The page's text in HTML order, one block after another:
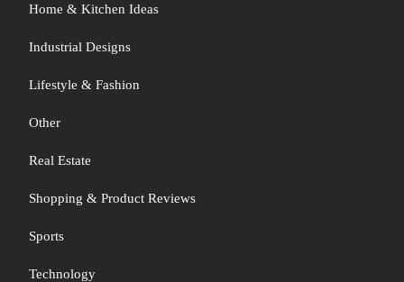
Home & Kitchen Ideas
Industrial Designs
Lifestyle & Fashion
Other
Real Estate
Shopping & Product Reviews
Sports
Technology